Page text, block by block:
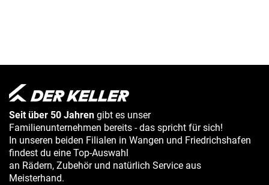
Seit über 50 Jahren gibt es unser
Familienunternehmen bereits - das spricht für sich!
In unseren beiden Filialen in Wangen und Friedrichshafen
findest du eine Top-Auswahl
an Rädern, Zubehör und natürlich Service aus
Meisterhand.